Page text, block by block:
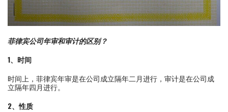
菲律宾公司年审和审计的区别？
1、时间
时间上，菲律宾年审是在公司成立隔年二月进行，审计是在公司成
立隔年四月进行。
2、性质